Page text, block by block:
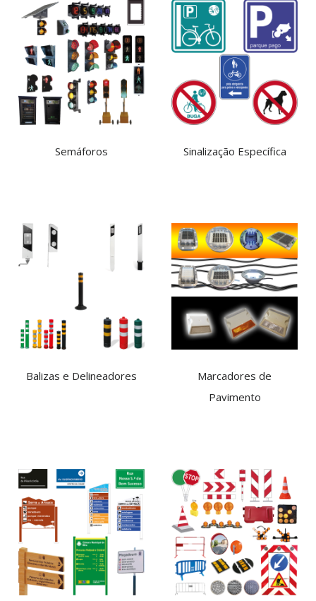
Semáforos Sinalização Específica
Balizas e Delineadores
Marcadores de
Pavimento